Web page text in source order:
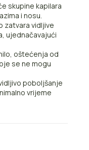
skupine kapilara
i nosu.
zatvara vidljive
ujednačavajući
oštećenja od
se ne mogu
poboljšanje
vrijeme